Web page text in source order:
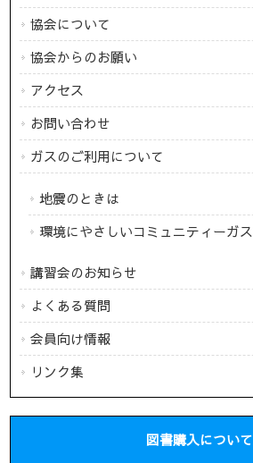
協会について
協会からのお願い
アクセス
お問い合わせ
ガスのご利用について
地震のときは
環境にやさしいコミュニティーガス
講習会のお知らせ
よくある質問
会員向け情報
リンク集
図書購入について